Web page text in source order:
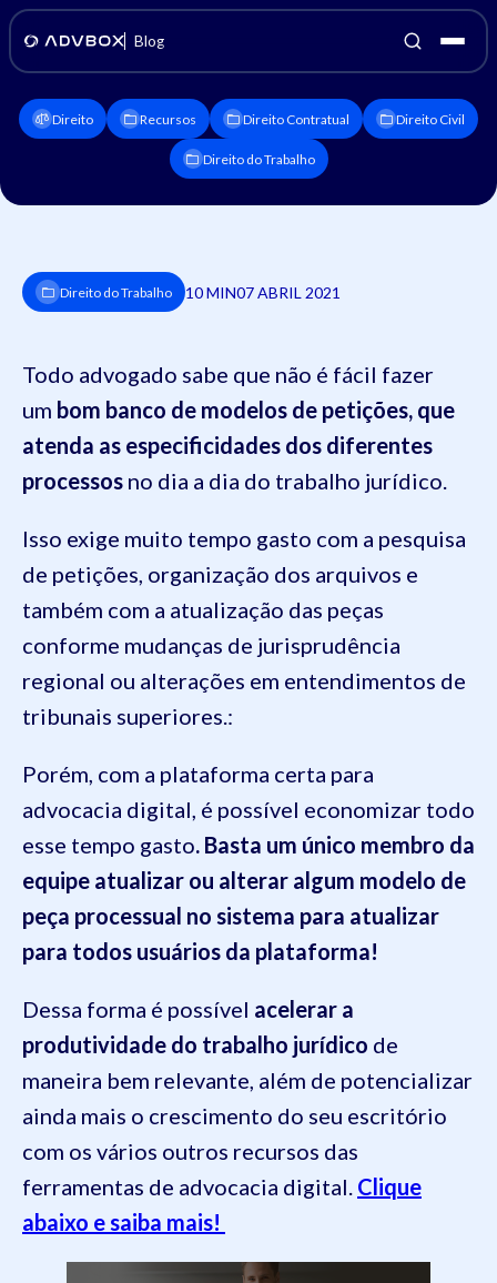
Blog
Direito Recursos Direito Contratual Direito Civil
Direito do Trabalho
Direito do Trabalho 10 MIN07 ABRIL 2021
Todo advogado sabe que não é fácil fazer
um bom banco de modelos de petições, que
atenda as especificidades dos diferentes
processos no dia a dia do trabalho jurídico.
Isso exige muito tempo gasto com a pesquisa
de petições, organização dos arquivos e
também com a atualização das peças
conforme mudanças de jurisprudência
regional ou alterações em entendimentos de
tribunais superiores.:
Porém, com a plataforma certa para
advocacia digital, é possível economizar todo
esse tempo gasto. Basta um único membro da
equipe atualizar ou alterar algum modelo de
peça processual no sistema para atualizar
para todos usuários da plataforma!
Dessa forma é possível acelerar a
produtividade do trabalho jurídico de
maneira bem relevante, além de potencializar
ainda mais o crescimento do seu escritório
com os vários outros recursos das
ferramentas de advocacia digital. Clique
abaixo e saiba mais!